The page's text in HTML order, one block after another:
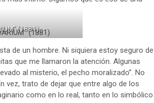
(1881)
de un hombre. Ni siquiera estoy seguro de
que me llamaron la atención. Algunas
al misterio, el pecho moralizado”. No
vez, trato de dejar que entre algo de los
como en lo real, tanto en lo simbólico